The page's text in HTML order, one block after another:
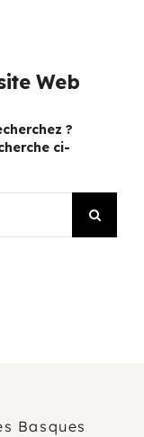
Web
?
ci-
Basques